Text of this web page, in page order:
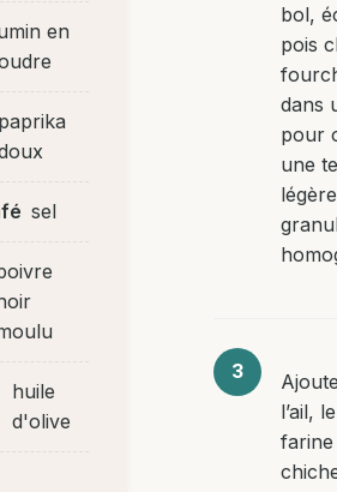
en
paprika
sel
huile
d'olive
bol,
pois
dans
pour
une
l’ail,
farine